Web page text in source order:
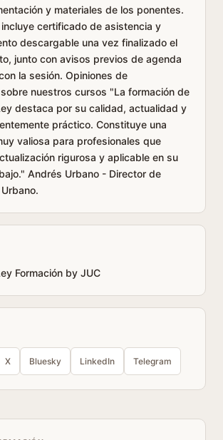
y materiales de los ponentes.
certificado de asistencia y
descargable una vez finalizado el
junto con avisos previos de agenda
la sesión. Opiniones de
nuestros cursos "La formación de
destaca por su calidad, actualidad y
práctico. Constituye una
valiosa para profesionales que
rigurosa y aplicable en su
Andrés Urbano - Director de
Formación by JUC
X Bluesky LinkedIn Telegram